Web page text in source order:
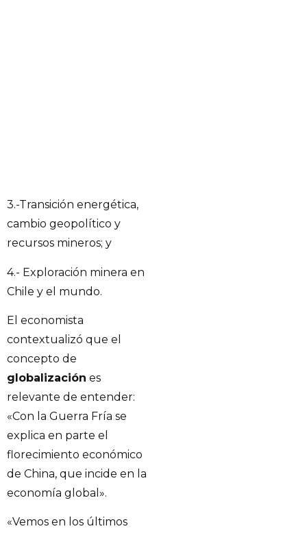
3.-Transición energética,
cambio geopolítico y
recursos mineros; y
4.- Exploración minera en
Chile y el mundo.
El economista
contextualizó que el
concepto de
globalización es
relevante de entender:
«Con la Guerra Fría se
explica en parte el
florecimiento económico
de China, que incide en la
economía global».
«Vemos en los últimos